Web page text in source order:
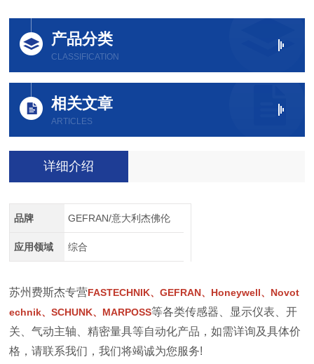
产品分类
CLASSIFICATION
相关文章
ARTICLES
详细介绍
品牌 GEFRAN/意大利杰佛伦
应用领域 综合
苏州费斯杰专营FASTECHNIK、GEFRAN、Honeywell、Novot
echnik、SCHUNK、MARPOSS等各类传感器、显示仪表、开
关、气动主轴、精密量具等自动化产品，如需详询及具体价
格，请联系我们 ，我们将竭诚为您服务!